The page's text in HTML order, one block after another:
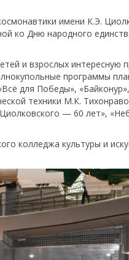
имени К.Э.
ко Дню народного
и взрослых интересную
программы
для Победы»,
техники М.К.
— 60 лет»,
колледжа культуры и